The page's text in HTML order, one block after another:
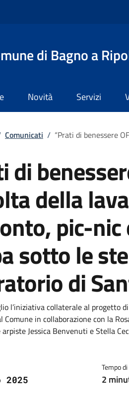
top
di Bagno a
Novità Servizi
di pane
Comunicati / “Prati di benessere
di
della
pic-nic
sotto le
di
l’iniziativa collaterale al progetto
Comune in collaborazione con la
Jessica Benvenuti e Stella
Tempo
2